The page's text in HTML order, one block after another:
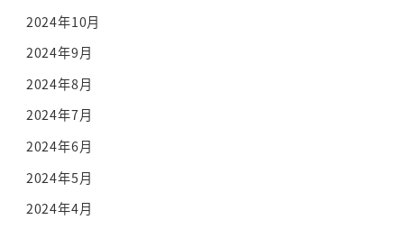
2024年10月
2024年9月
2024年8月
2024年7月
2024年6月
2024年5月
2024年4月